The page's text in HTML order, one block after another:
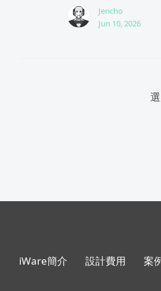
Jericho
Jun 10, 2026
iWare簡介 設計費用 案